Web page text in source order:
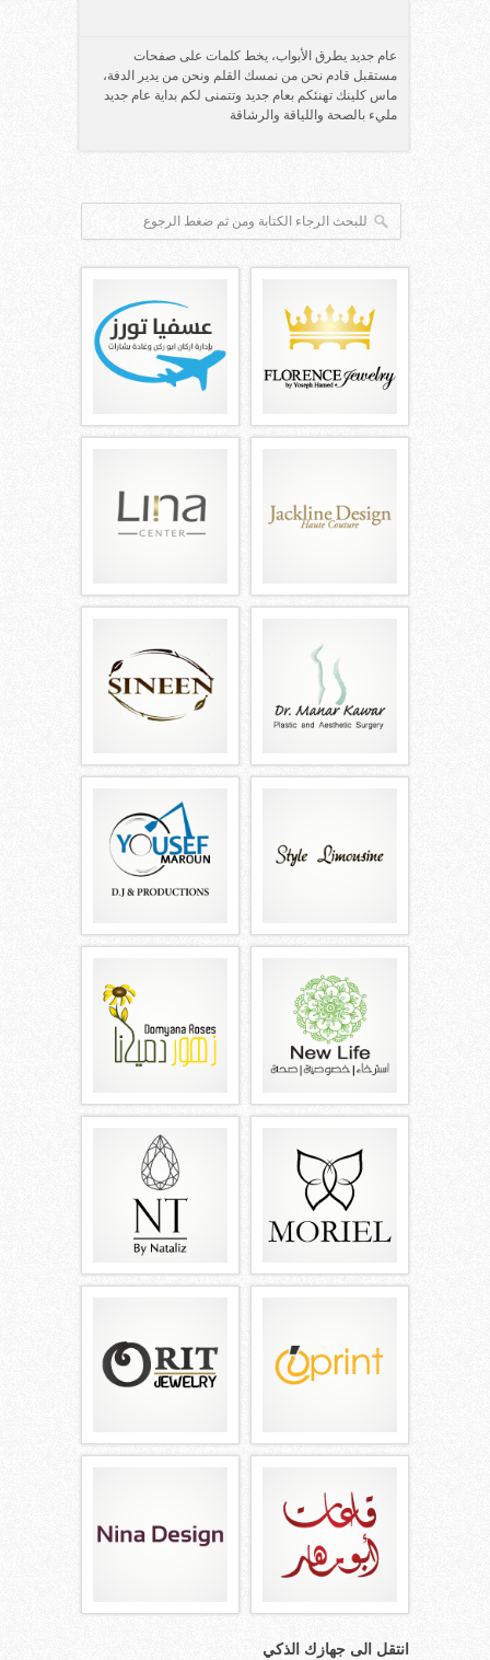
عام جديد يطرق الأبواب، يخط كلمات على صفحات
مستقبل قادم نحن من نمسك القلم ونحن من يدير الدفة،
ماس كلينك تهنئكم بعام جديد وتتمنى لكم بداية عام جديد
مليء بالصحة واللياقة والرشاقة
انتقل الى جهازك الذكي